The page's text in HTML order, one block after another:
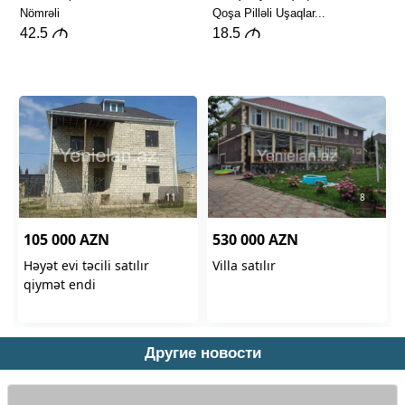
Другие новости